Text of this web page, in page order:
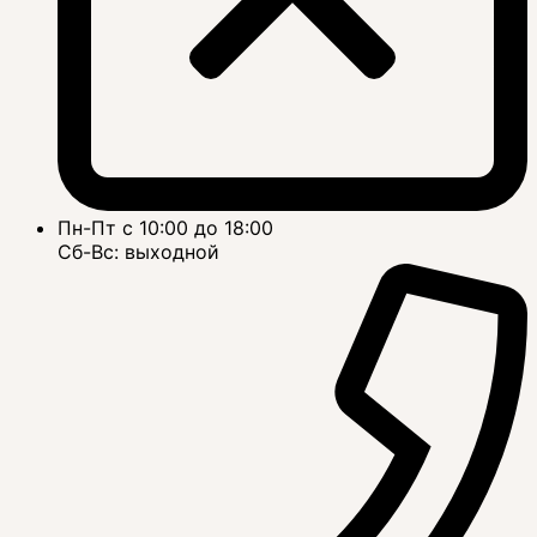
Пн-Пт с 10:00 до 18:00
Сб-Вс: выходной